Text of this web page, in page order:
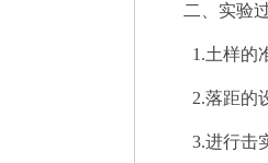
二、实验过
1.土样的准
2.落距的设
3.进行击实